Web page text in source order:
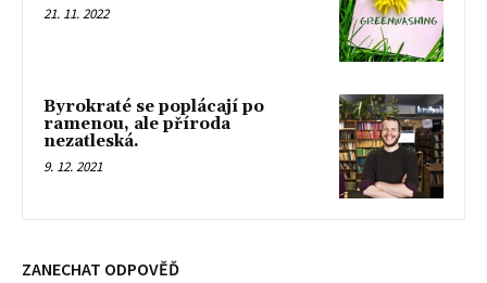
21. 11. 2022
Byrokraté se poplácají po
ramenou, ale příroda
nezatleská.
9. 12. 2021
ZANECHAT ODPOVĚĎ